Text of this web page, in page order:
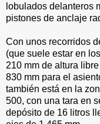
lobulados delanteros
pistones de anclaje
Con unos recorridos
(que suele estar en
210 mm de altura
830 mm para el
también está en la
500, con una tara en
depósito de 16 litros